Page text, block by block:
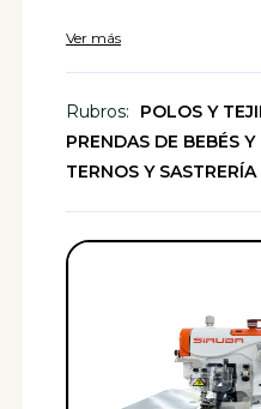
Ver más
Rubros:
POLOS Y
PRENDAS DE BEBÉS
TERNOS Y SASTRERÍA